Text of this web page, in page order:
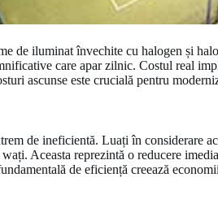
de iluminat învechite cu halogen și
care apar zilnic. Costul real
ascunse este crucială pentru
de ineficientă. Luați în considerare
Aceasta reprezintă o reducere
de eficiență creează